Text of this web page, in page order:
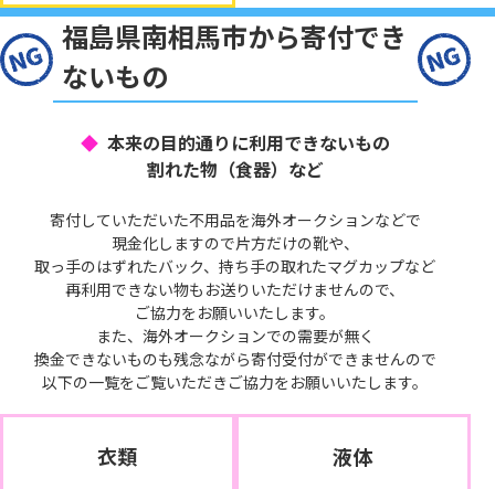
福島県南相馬市から寄付でき
ないもの
本来の目的通りに利用できないもの
割れた物（食器）など
寄付していただいた不用品を海外オークションなどで
現金化しますので片方だけの靴や、
取っ手のはずれたバック、持ち手の取れたマグカップなど
再利用できない物もお送りいただけませんので、
ご協力をお願いいたします。
また、海外オークションでの需要が無く
換金できないものも残念ながら寄付受付ができませんので
以下の一覧をご覧いただきご協力をお願いいたします。
衣類 液体